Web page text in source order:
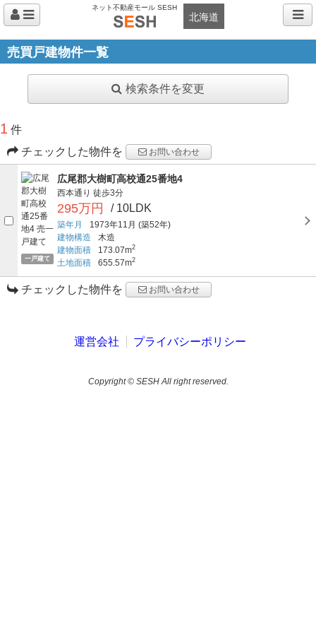
ネット不動産モール SESH
北海道
売買戸建物件一覧
検索条件を変更
1 件
チェックした物件を
お問い合わせ
一戸建て
広尾郡大樹町高校通25番地4
西本通り 徒歩3分
295万円 / 10LDK
築年月 1973年11月 (築52年)
建物構造
木造
建物面積
173.07m2
土地面積 655.57m2
チェックした物件を お問い合わせ
運営会社 プライバシーポリシー
Copyright © SESH All right reserved.